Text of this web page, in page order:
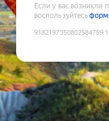
Если у вас возникли
воспользуйтесь
9182197350802584759: